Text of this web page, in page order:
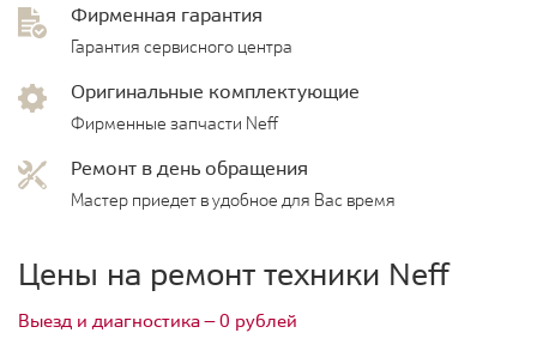
Фирменная гарантия
Гарантия сервисного центра
Оригинальные комплектующие
Фирменные запчасти Neff
Ремонт в день обращения
Мастер приедет в удобное для Вас время
Цены на ремонт техники Neff
Выезд и диагностика — 0 рублей